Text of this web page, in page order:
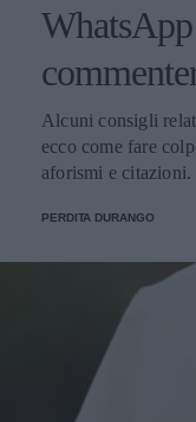
Alcuni consigli
ecco come fare
aforismi e citazioni.
PERDITA DURANGO